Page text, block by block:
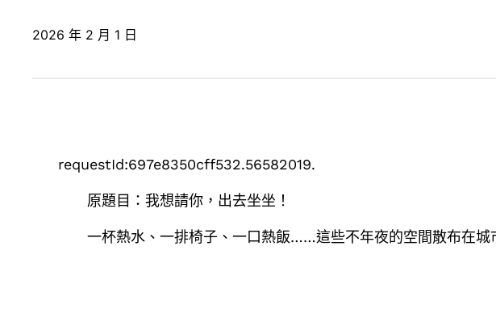
2026 年 2 月 1 日
requestId:697e8350cff532.56582019.
原題目：我想請你，出去坐坐！
一杯熱水、一排椅子、一口熱飯……這些不年夜的空間散布在城